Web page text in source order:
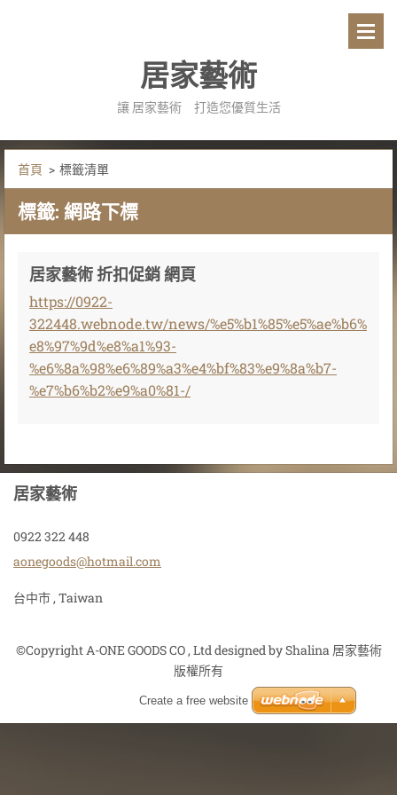
居家藝術
讓 居家藝術 打造您優質生活
首頁 > 標籤清單
標籤: 網路下標
居家藝術 折扣促銷 網頁
https://0922-
322448.webnode.tw/news/%e5%b1%85%e5%ae%b6%
e8%97%9d%e8%a1%93-
%e6%8a%98%e6%89%a3%e4%bf%83%e9%8a%b7-
%e7%b6%b2%e9%a0%81-/
居家藝術
0922 322 448
aonegoods@hotmail.com
台中市 , Taiwan
©Copyright A-ONE GOODS CO , Ltd designed by Shalina 居家藝術
版權所有
Create a free website